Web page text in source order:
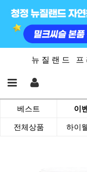
뉴 질 랜 드 프
베스트 이
전체상품 하이